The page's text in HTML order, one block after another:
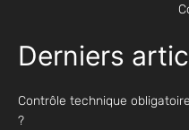
Derniers
Contrôle technique
?